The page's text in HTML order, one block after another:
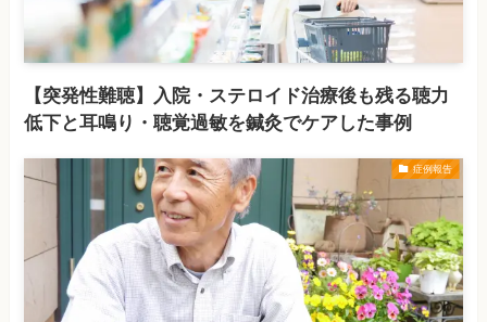
【突発性難聴】入院・ステロイド治療後も残る聴力
低下と耳鳴り・聴覚過敏を鍼灸でケアした事例
症例報告